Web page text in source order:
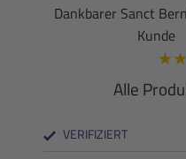
Dankbarer Sanct
Kunde
★★
Alle
VERIFIZIERT